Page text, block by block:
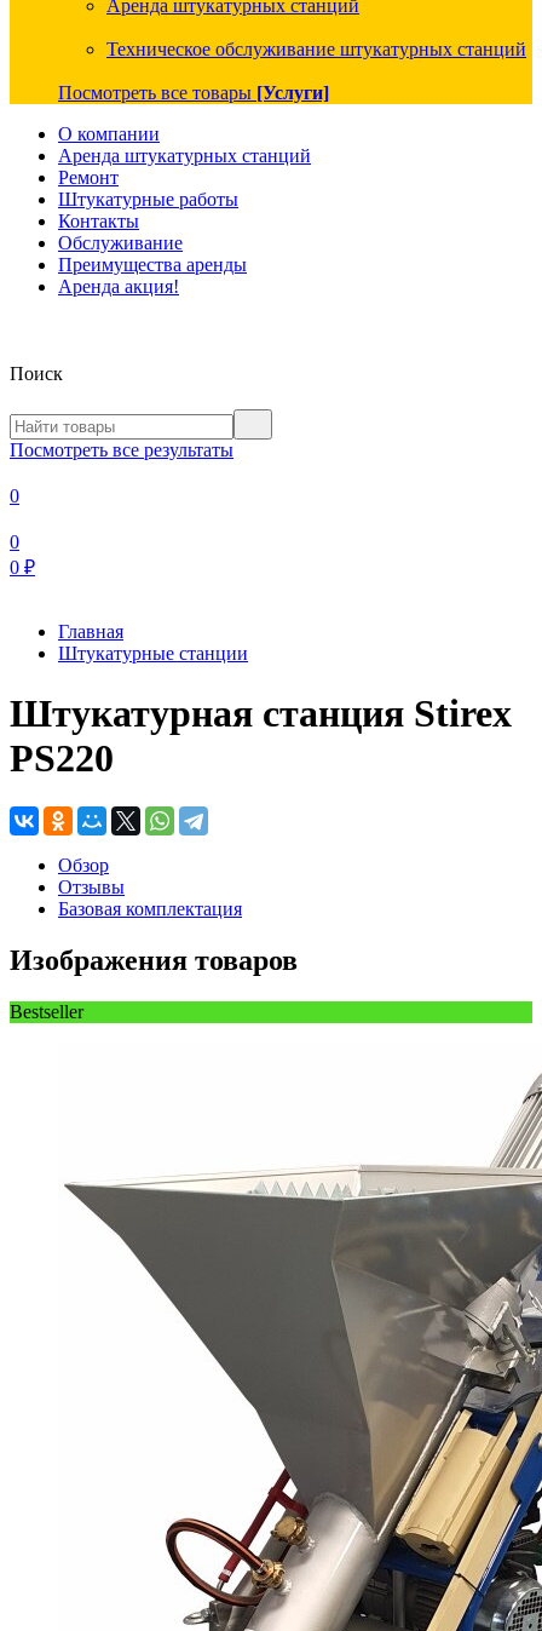
Аренда штукатурных станций
Техническое обслуживание штукатурных станций
Посмотреть все товары [Услуги]
О компании
Аренда штукатурных станций
Ремонт
Штукатурные работы
Контакты
Обслуживание
Преимущества аренды
Аренда акция!
Поиск
Посмотреть все результаты
0
0
0 ₽
Главная
Штукатурные станции
Штукатурная станция Stirex
PS220
Обзор
Отзывы
Базовая комплектация
Изображения товаров
Bestseller